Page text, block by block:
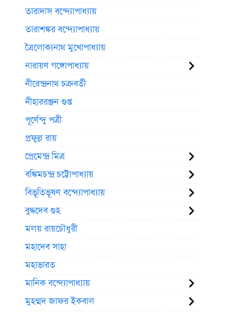
তারাদাস বন্দ্যোপাধ্যায়
তারাশঙ্কর বন্দ্যোপাধ্যায়
ত্রৈলোক্যনাথ মুখোপাধ্যায়
নারায়ণ গঙ্গোপাধ্যায়
নীরেন্দ্রনাথ চক্রবর্তী
নীহাররঞ্জন গুপ্ত
পূর্ণেন্দু পত্রী
প্রফুল্ল রায়
প্রেমেন্দ্র মিত্র
বঙ্কিমচন্দ্র চট্টোপাধ্যায়
বিভূতিভূষণ বন্দ্যোপাধ্যায়
বুদ্ধদেব গুহ
মলয় রায়চৌধুরী
মহাদেব সাহা
মহাভারত
মানিক বন্দ্যোপাধ্যায়
মুহম্মদ জাফর ইকবাল